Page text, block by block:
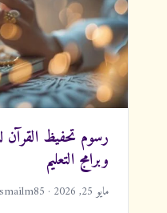
وبرامج التعليم
مايو 25, 2026 · mahmoudismailm85